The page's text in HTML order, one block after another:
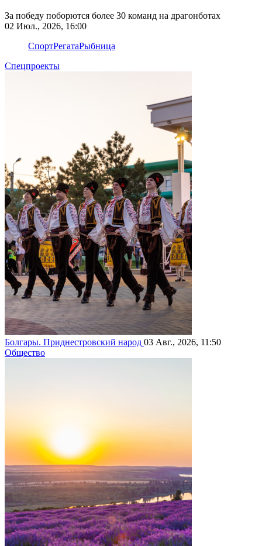
За победу поборются более 30 команд на драгонботах
02 Июл., 2026, 16:00
СпортРегатаРыбница
Спецпроекты
Болгары. Приднестровский народ 03 Авг., 2026, 11:50
Общество